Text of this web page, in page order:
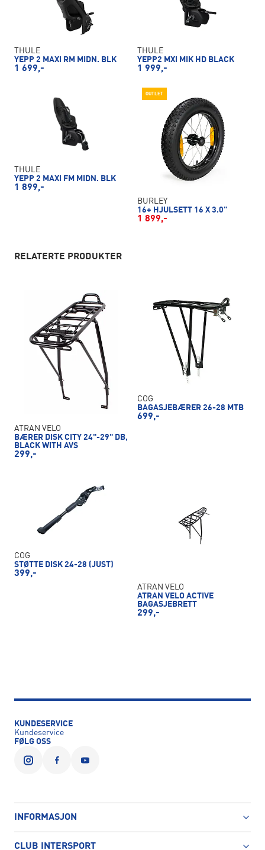
THULE
YEPP 2 MAXI RM MIDN. BLK
1 699,-
THULE
YEPP2 MXI MIK HD BLACK
1 999,-
THULE
YEPP 2 MAXI FM MIDN. BLK
1 899,-
OUTLET
BURLEY
16+ HJULSETT 16 X 3.0"
1 899,-
RELATERTE PRODUKTER
ATRAN VELO
BÆRER DISK CITY 24"-29" DB,
BLACK WITH AVS
299,-
COG
BAGASJEBÆRER 26-28 MTB
699,-
COG
STØTTE DISK 24-28 (JUST)
399,-
ATRAN VELO
ATRAN VELO ACTIVE
BAGASJEBRETT
299,-
KUNDESERVICE
Kundeservice
FØLG OSS
INFORMASJON
CLUB INTERSPORT